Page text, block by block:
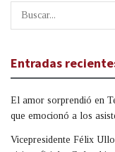
Entradas
El amor sorprendió en
que emocionó a los
Vicepresidente Félix